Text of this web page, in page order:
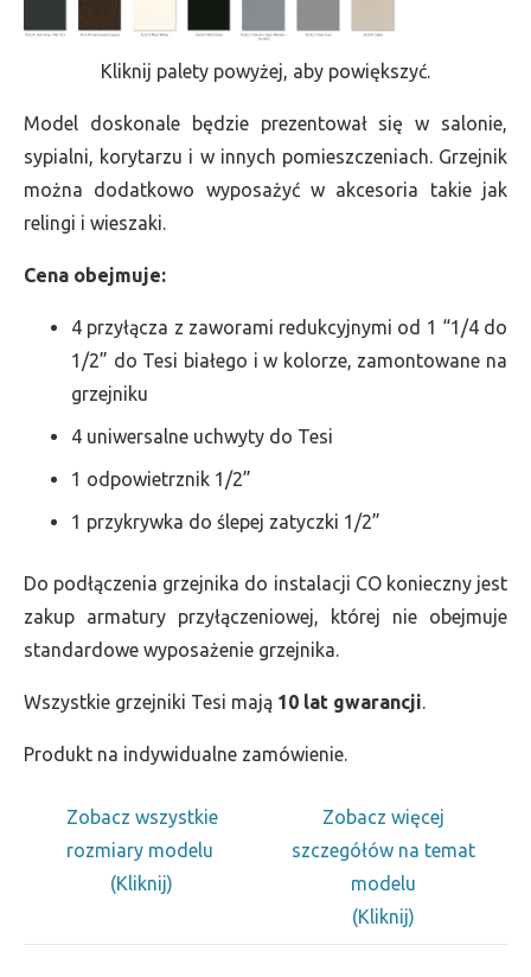
Kliknij palety powyżej, aby powiększyć.
Model doskonale będzie prezentował się w salonie,
sypialni, korytarzu i w innych pomieszczeniach. Grzejnik
można dodatkowo wyposażyć w akcesoria takie jak
relingi i wieszaki.
Cena obejmuje:
4 przyłącza z zaworami redukcyjnymi od 1 “1/4 do
1/2” do Tesi białego i w kolorze, zamontowane na
grzejniku
4 uniwersalne uchwyty do Tesi
1 odpowietrznik 1/2”
1 przykrywka do ślepej zatyczki 1/2”
Do podłączenia grzejnika do instalacji CO konieczny jest
zakup armatury przyłączeniowej, której nie obejmuje
standardowe wyposażenie grzejnika.
Wszystkie grzejniki Tesi mają 10 lat gwarancji.
Produkt na indywidualne zamówienie.
Zobacz wszystkie
rozmiary modelu
(Kliknij)
Zobacz więcej
szczegółów na temat
modelu
(Kliknij)